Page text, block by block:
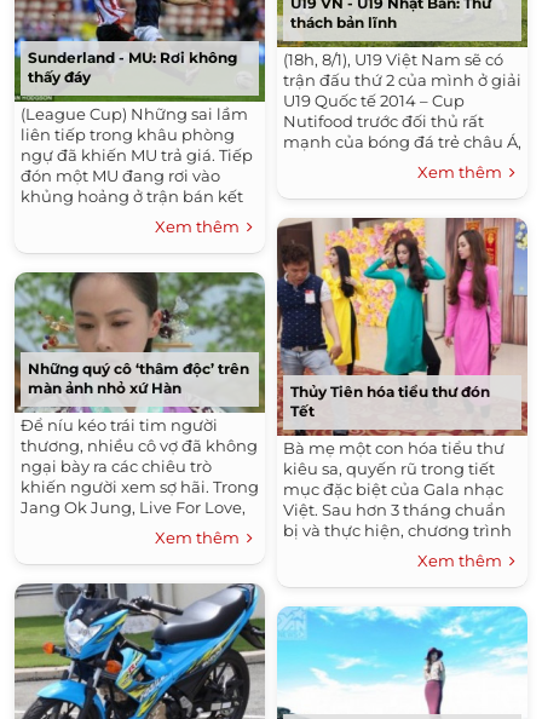
Sunderland - MU: Rơi không
thấy đáy
(League Cup) Những sai lầm
liên tiếp trong khâu phòng
ngự đã khiến MU trả giá. Tiếp
đón một MU đang rơi vào
khủng hoảng ở trận bán kết
lượt đi League Cup,
Sunderland tự tin chơi đôi
công với đối thủ....
Xem thêm
Những quý cô ‘thâm độc’ trên
màn ảnh nhỏ xứ Hàn
Để níu kéo trái tim người
thương, nhiều cô vợ đã không
ngại bày ra các chiêu trò
khiến người xem sợ hãi. Trong
Jang Ok Jung, Live For Love,
người đẹp Hong Soo Hyun
khiến khán giả khiếp sợ bởi
sự ác...
Xem thêm
thách bản lĩnh
(18h, 8/1), U19 Việt Nam sẽ có
trận đấu thứ 2 của mình ở giải
U19 Quốc tế 2014 – Cup
Nutifood trước đối thủ rất
mạnh của bóng đá trẻ châu Á,
U19 Nhật Bản. Hẳn có rất
nhiều người đã tỏ ra...
Xem thêm
Thủy Tiên hóa tiểu thư đón
Tết
Bà mẹ một con hóa tiểu thư
kiêu sa, quyến rũ trong tiết
mục đặc biệt của Gala nhạc
Việt. Sau hơn 3 tháng chuẩn
bị và thực hiện, chương trình
Gala nhạc Việt với chủ đề
Hương sắc Tết Việt đã...
Xem thêm